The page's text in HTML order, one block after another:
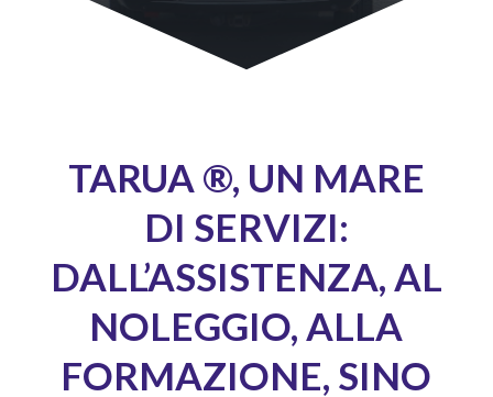
TARUA ®, UN MARE
DI SERVIZI:
DALL’ASSISTENZA, AL
NOLEGGIO, ALLA
FORMAZIONE, SINO